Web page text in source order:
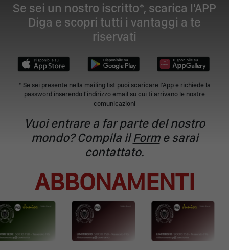
Se sei un nostro iscritto*, scarica l'APP
Diga e scopri tutti i vantaggi a te
riservati
* Se sei presente nella mailing list puoi scaricare l'App e richiede la
password inserendo l'indirizzo email su cui ti arrivano le nostre
comunicazioni
Vuoi entrare a far parte del nostro
mondo? Compila ilForme sarai
contattato.
ABBONAMENTI